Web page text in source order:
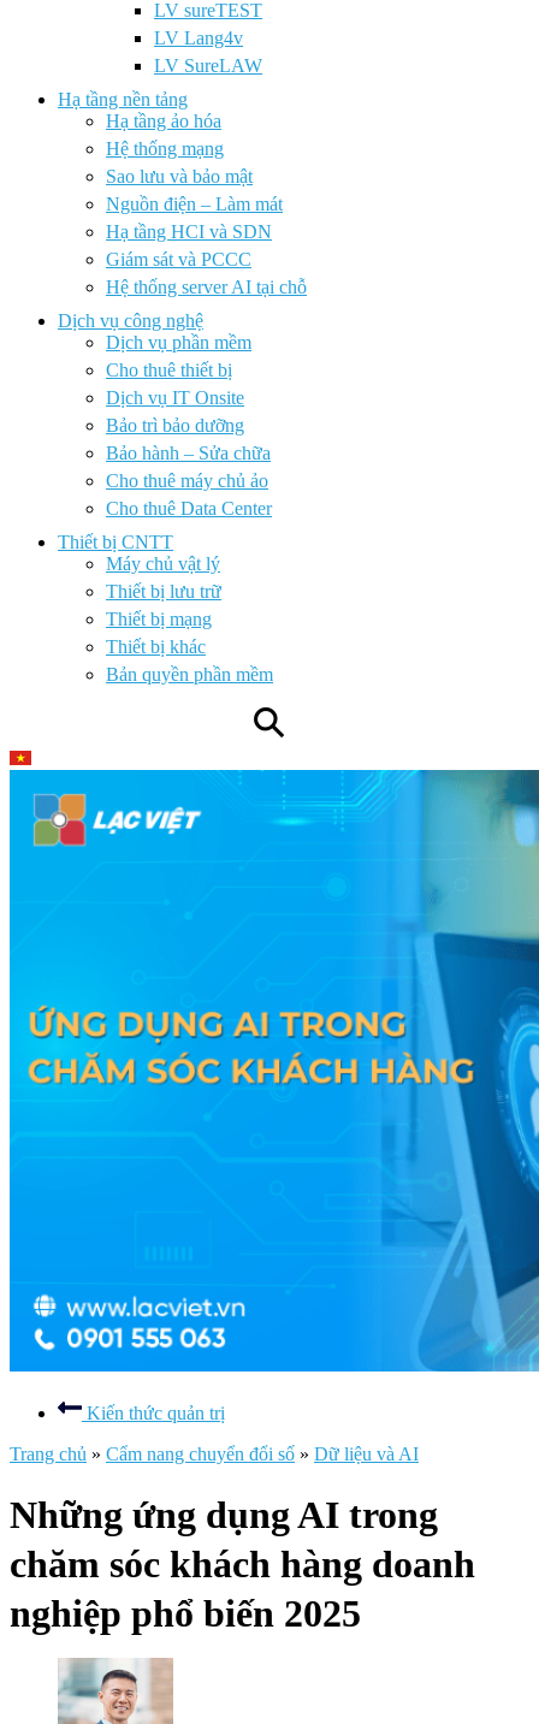
LV sureTEST
LV Lang4v
LV SureLAW
Hạ tầng nền tảng
Hạ tầng ảo hóa
Hệ thống mạng
Sao lưu và bảo mật
Nguồn điện – Làm mát
Hạ tầng HCI và SDN
Giám sát và PCCC
Hệ thống server AI tại chỗ
Dịch vụ công nghệ
Dịch vụ phần mềm
Cho thuê thiết bị
Dịch vụ IT Onsite
Bảo trì bảo dưỡng
Bảo hành – Sửa chữa
Cho thuê máy chủ ảo
Cho thuê Data Center
Thiết bị CNTT
Máy chủ vật lý
Thiết bị lưu trữ
Thiết bị mạng
Thiết bị khác
Bản quyền phần mềm
⚲
Kiến thức quản trị
Trang chủ » Cẩm nang chuyển đổi số » Dữ liệu và AI
Những ứng dụng AI trong
chăm sóc khách hàng doanh
nghiệp phổ biến 2025